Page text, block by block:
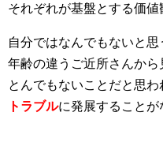
それぞれが基盤とする価値
自分ではなんでもないと思
年齢の違うご近所さんから
とんでもないことだと思わ
トラブルに発展することが